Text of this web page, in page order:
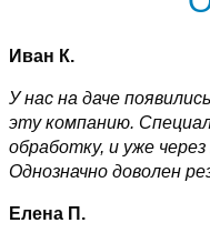
Иван К.
У нас на даче
эту компанию.
обработку, и уже
Однозначно доволен
Елена П.